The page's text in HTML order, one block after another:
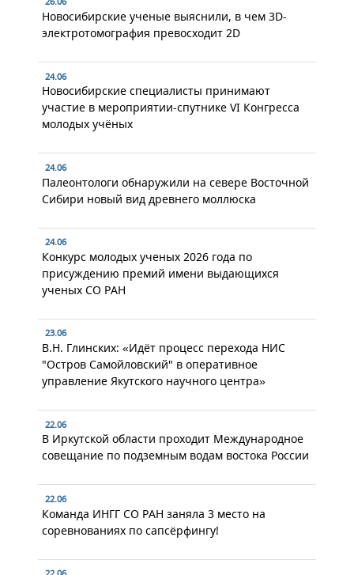
Новосибирские ученые выяснили, в чем 3D-
электротомография превосходит 2D
24.06
Новосибирские специалисты принимают
участие в мероприятии-спутнике VI Конгресса
молодых учёных
24.06
Палеонтологи обнаружили на севере Восточной
Сибири новый вид древнего моллюска
24.06
Конкурс молодых ученых 2026 года по
присуждению премий имени выдающихся
ученых СО РАН
23.06
В.Н. Глинских: «Идёт процесс перехода НИС
"Остров Самойловский" в оперативное
управление Якутского научного центра»
22.06
В Иркутской области проходит Международное
совещание по подземным водам востока России
22.06
Команда ИНГГ СО РАН заняла 3 место на
соревнованиях по сапсёрфингу!